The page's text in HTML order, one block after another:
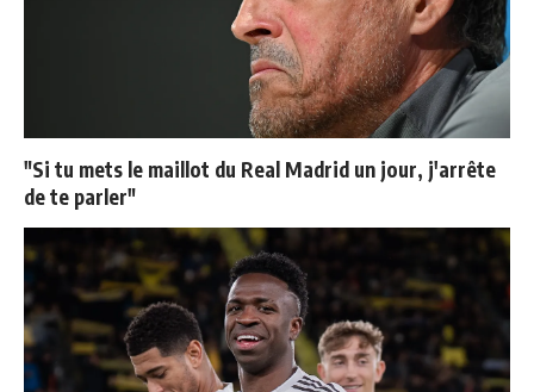
"Si tu mets le maillot du Real Madrid un jour, j'arrête
de te parler"